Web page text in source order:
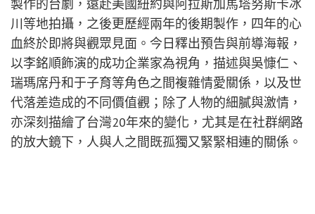
製作的台劇，遠赴美國紐約與阿拉斯加馬塔努斯卡冰
川等地拍攝，之後更歷經兩年的後期製作，四年的心
血終於即將與觀眾見面。今日釋出預告與前導海報，
以李銘順飾演的成功企業家為視角，描述與吳慷仁、
瑞瑪席丹和于子育等角色之間複雜情愛關係，以及世
代落差造成的不同價值觀；除了人物的細膩與激情，
亦深刻描繪了台灣20年來的變化，尤其是在社群網路
的放大鏡下，人與人之間既孤獨又緊緊相連的關係。